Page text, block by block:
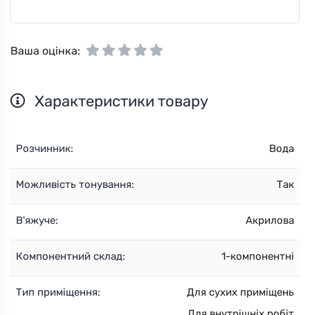
Ваша оцінка:
Характеристики товару
Розчинник: Вода
Можливість тонування: Так
В'яжуче: Акрилова
Компонентний склад: 1-компонентні
Тип приміщення:
Для сухих приміщень